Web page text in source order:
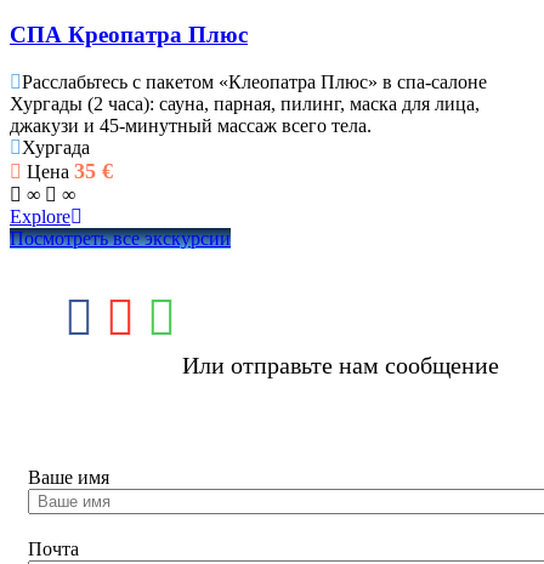
СПА Креопатра Плюс
Расслабьтесь с пакетом «Клеопатра Плюс» в спа-салоне
Хургады (2 часа): сауна, парная, пилинг, маска для лица,
джакузи и 45-минутный массаж всего тела.
Хургада
Цена 35 €
∞
∞
Explore
Посмотреть все экскурсии
Или отправьте нам сообщение
Ваше имя
Почта